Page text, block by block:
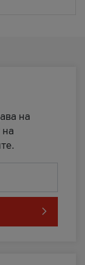
на
на